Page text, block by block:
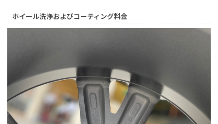
ホイール洗浄およびコーティング料金